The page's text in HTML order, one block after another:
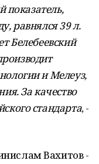
показатель,
равнялся 39 л.
Белебеевский
и Мелеуз,
За качество
стандарта, -
Вахитов -